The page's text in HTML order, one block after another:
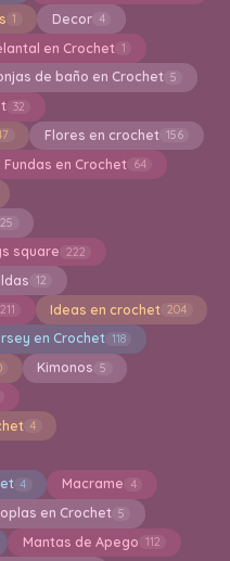
1 Decor 4
en Crochet 1
de baño en Crochet 5
32
Flores en crochet 156
Fundas en Crochet 64
25
square 222
12
211 Ideas en crochet 204
en Crochet 118
Kimonos 5
4
4 Macrame 4
en Crochet 5
Mantas de Apego 112